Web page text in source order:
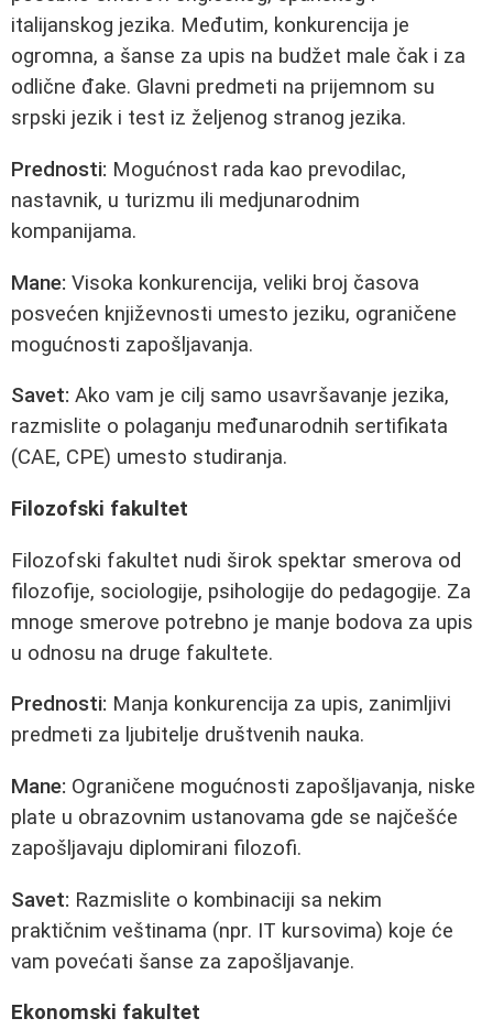
italijanskog jezika. Međutim, konkurencija je
ogromna, a šanse za upis na budžet male čak i za
odlične đake. Glavni predmeti na prijemnom su
srpski jezik i test iz željenog stranog jezika.
Prednosti: Mogućnost rada kao prevodilac,
nastavnik, u turizmu ili medjunarodnim
kompanijama.
Mane: Visoka konkurencija, veliki broj časova
posvećen književnosti umesto jeziku, ograničene
mogućnosti zapošljavanja.
Savet: Ako vam je cilj samo usavršavanje jezika,
razmislite o polaganju međunarodnih sertifikata
(CAE, CPE) umesto studiranja.
Filozofski fakultet
Filozofski fakultet nudi širok spektar smerova od
filozofije, sociologije, psihologije do pedagogije. Za
mnoge smerove potrebno je manje bodova za upis
u odnosu na druge fakultete.
Prednosti: Manja konkurencija za upis, zanimljivi
predmeti za ljubitelje društvenih nauka.
Mane: Ograničene mogućnosti zapošljavanja, niske
plate u obrazovnim ustanovama gde se najčešće
zapošljavaju diplomirani filozofi.
Savet: Razmislite o kombinaciji sa nekim
praktičnim veštinama (npr. IT kursovima) koje će
vam povećati šanse za zapošljavanje.
Ekonomski fakultet